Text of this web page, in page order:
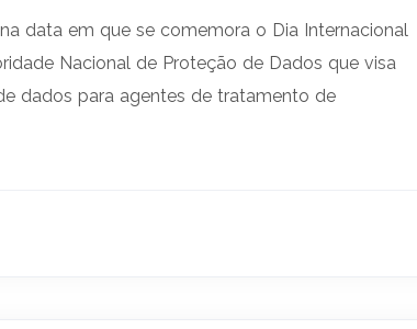
data em que se comemora o Dia Internacional
Nacional de Proteção de Dados que visa
dados para agentes de tratamento de